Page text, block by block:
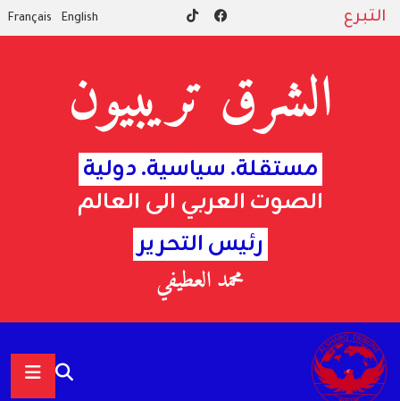
التبرع English
Français
رئيس التحرير
محمد العطيفي
الشرق تريبيون
مستقلة. سياسية. دولية
الصوت العربي الى العالم